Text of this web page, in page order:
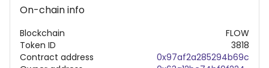
On-chain info
Blockchain
Token ID
Contract address
FLOW
3818
0x97af2a285294b69c